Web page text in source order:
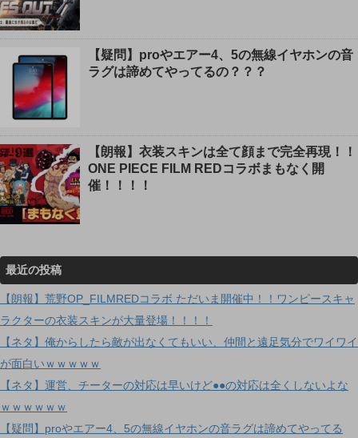
【疑問】proやエアー4、5の無線イヤホンの音
ラグは諦めてやってるの？？？
【朗報】衣装スキンは全て顔まで完全再現！！
ONE PIECE FILM REDコラボまもなく開
催！！！！
最近の投稿
【朗報】荒野OP_FILMREDコラボ ただいま開催中！！ワンピースキャ
ラクターの衣装スキンが大量登場！！！！
【ネタ】俺からしたら敵が出なくてもいい、仲間と遠足気分でワイワイ
が面白いｗｗｗｗｗ
【ネタ】運営、チーターの対応は早いけど●●の対応は全くしないよな
ｗｗｗｗｗｗ
【疑問】proやエアー4、5の無線イヤホンの音ラグは諦めてやってる